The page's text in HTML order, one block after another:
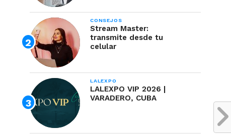
CONSEJOS
Stream Master:
transmite desde tu
celular
LALEXPO
LALEXPO VIP 2026 |
VARADERO, CUBA